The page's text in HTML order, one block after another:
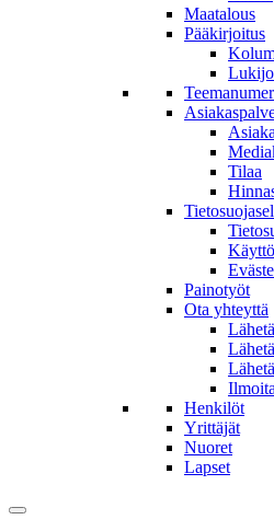
Maatalous
Pääkirjoitus
Tilaa
Painotyöt
Ota yhteyttä
Henkilöt
Yrittäjät
Nuoret
Lapset